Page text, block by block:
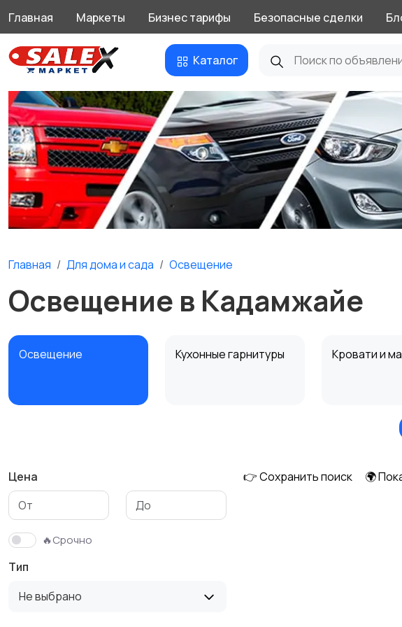
Главная Маркеты Бизнес тарифы Безопасные сделки
Каталог
Главная Для дома и cада Освещение
Освещение в Кадамжайе
Освещение Кухонные гарнитуры Кровати и
Текстиль и ковры
Цена
🔥Срочно
Тип
Не выбрано
👉 Сохранить поиск 🌍